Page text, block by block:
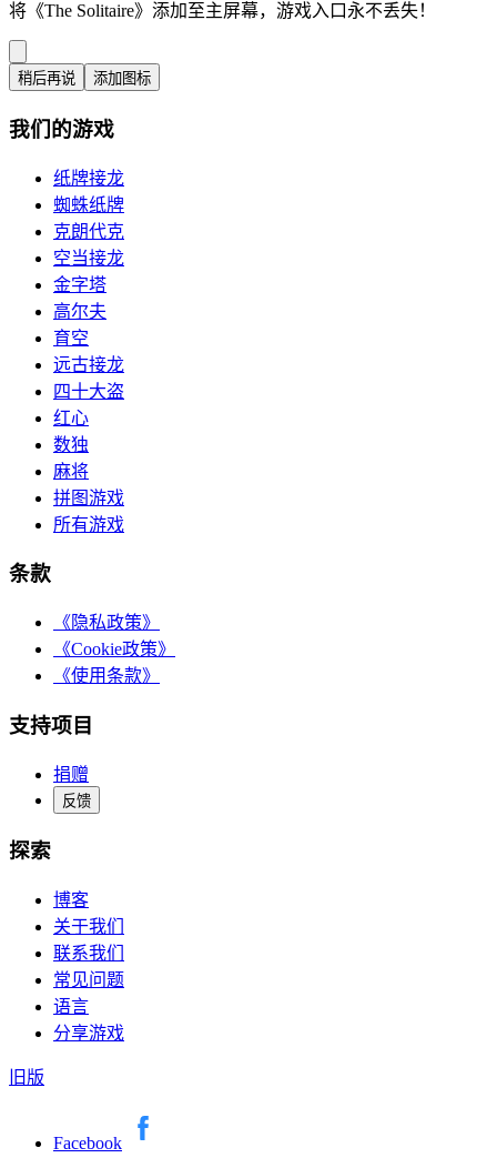
将《The Solitaire》添加至主屏幕，游戏入口永不丢失！
稍后再说 添加图标
我们的游戏
纸牌接龙
蜘蛛纸牌
克朗代克
空当接龙
金字塔
高尔夫
育空
远古接龙
四十大盗
红心
数独
麻将
拼图游戏
所有游戏
条款
《隐私政策》
《Cookie政策》
《使用条款》
支持项目
捐赠
反馈
探索
博客
关于我们
联系我们
常见问题
语言
分享游戏
旧版
Facebook